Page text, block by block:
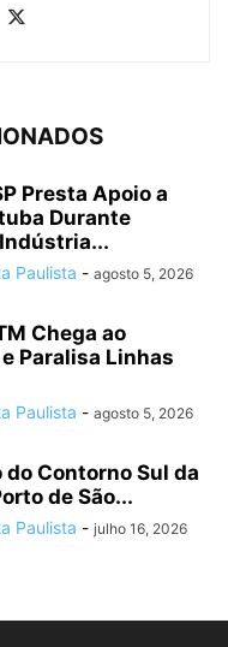
Presta Apoio a
Durante
Paulista - agosto 5, 2026
Chega ao
Paralisa Linhas
Paulista - agosto 5, 2026
do Contorno Sul da
de São...
Paulista - julho 16, 2026